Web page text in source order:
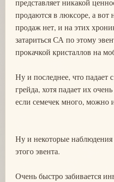
продаются в люксоре, а вот
продаж нет, и на этих
затариться СА по этому
прокачкой кристаллов на
Ну и последнее, что падает
грейда, хотя падает их
если семечек много, можно
Ну и некоторые
этого эвента.
Очень быстро забивается